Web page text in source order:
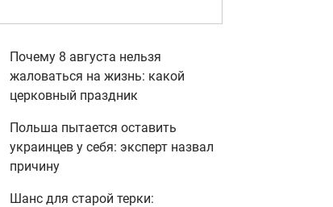
Почему 8 августа нельзя
жаловаться на жизнь: какой
церковный праздник
Польша пытается оставить
украинцев у себя: эксперт назвал
причину
Шанс для старой терки: